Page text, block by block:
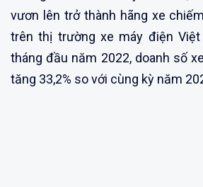
vươn lên trở thành hãng xe
trên thị trường xe máy điện Việt
tháng đầu năm 2022, doanh số
tăng 33,2% so với cùng kỳ năm